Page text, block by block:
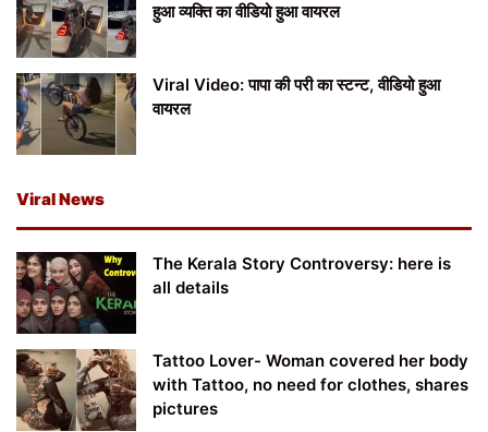
हुआ व्यक्ति का वीडियो हुआ वायरल
Viral Video: पापा की परी का स्टन्ट, वीडियो हुआ
वायरल
Viral News
The Kerala Story Controversy: here is
all details
Tattoo Lover- Woman covered her body
with Tattoo, no need for clothes, shares
pictures